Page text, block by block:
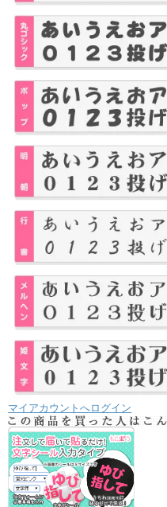
マイアカウントへログイン